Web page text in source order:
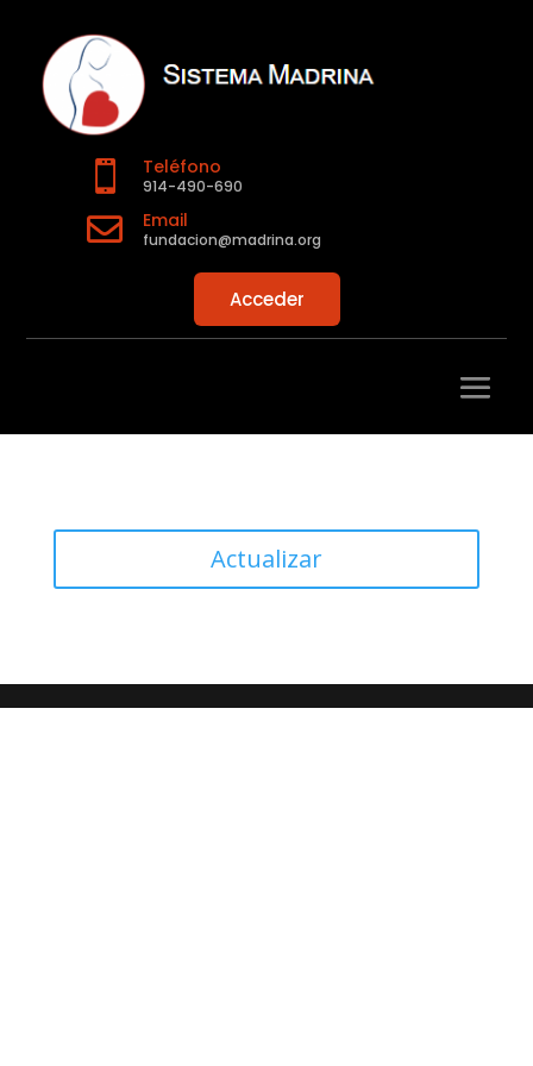
 Teléfono
914-490-690
 Email
fundacion@madrina.org
Acceder
Actualizar